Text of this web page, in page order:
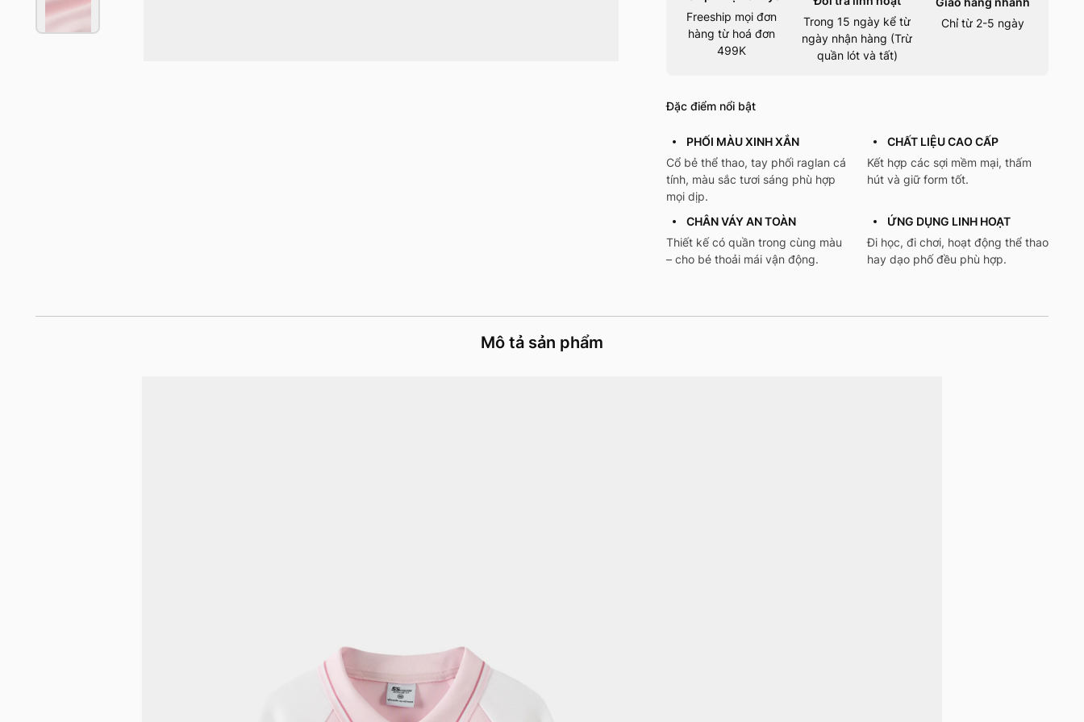
Freeship mọi đơn
hàng từ hoá đơn
499K
Trong 15 ngày kể từ
ngày nhận hàng (Trừ
quần lót và tất)
Chỉ từ 2-5 ngày
Đặc điểm nổi bật
PHỐI MÀU XINH XẮN
Cổ bẻ thể thao, tay phối raglan cá
tính, màu sắc tươi sáng phù hợp
mọi dịp.
CHẤT LIỆU CAO CẤP
Kết hợp các sợi mềm mại, thấm
hút và giữ form tốt.
CHÂN VÁY AN TOÀN
Thiết kế có quần trong cùng màu
– cho bé thoải mái vận động.
ỨNG DỤNG LINH HOẠT
Đi học, đi chơi, hoạt động thể thao
hay dạo phố đều phù hợp.
Mô tả sản phẩm